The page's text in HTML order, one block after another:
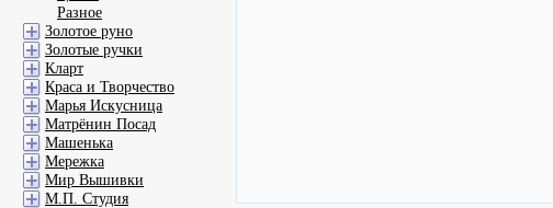
Разное
Золотое руно
Золотые ручки
Кларт
Краса и Творчество
Марья Искусница
Матрёнин Посад
Машенька
Мережка
Мир Вышивки
М.П. Студия